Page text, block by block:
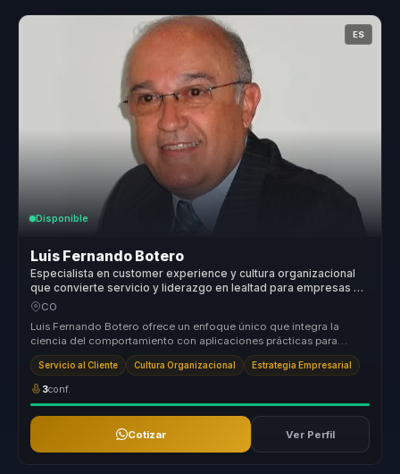
ES
Disponible
Luis Fernando Botero
Especialista en customer experience y cultura organizacional
que convierte servicio y liderazgo en lealtad para empresas y
equipos.
CO
Luis Fernando Botero ofrece un enfoque único que integra la
ciencia del comportamiento con aplicaciones prácticas para
transformar el ser...
Servicio al Cliente Cultura Organizacional Estrategia Empresarial
3conf.
Cotizar Ver Perfil